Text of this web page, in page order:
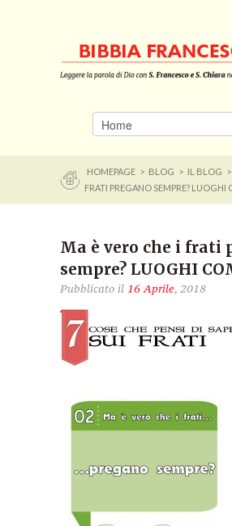
HOMEPAGE > BLOG > IL BLOG
FRATI PREGANO SEMPRE? LUOGHI
Ma è vero che i frati
sempre? LUOGHI
Pubblicato il 16 Aprile, 2018